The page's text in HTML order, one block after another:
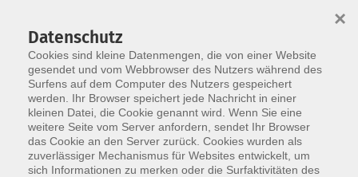
Skip to main content
Der Kurs konnte nicht gefunden werden.
Datenschutz
Cookies sind kleine Datenmengen, die von einer Website
gesendet und vom Webbrowser des Nutzers während des
Surfens auf dem Computer des Nutzers gespeichert
werden. Ihr Browser speichert jede Nachricht in einer
kleinen Datei, die Cookie genannt wird. Wenn Sie eine
weitere Seite vom Server anfordern, sendet Ihr Browser
das Cookie an den Server zurück. Cookies wurden als
zuverlässiger Mechanismus für Websites entwickelt, um
sich Informationen zu merken oder die Surfaktivitäten des
×